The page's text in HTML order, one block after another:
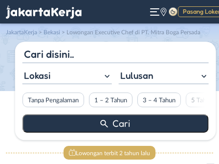
Pasang
Gelap
JakartaKerja > Bekasi > Lowongan Executive Chef di PT. Mitra Boga Persada
Lokasi Lulusan
Tanpa Pengalaman 1 – 2 Tahun 3 – 4 Tahun 5 Tahun
Lowongan terbit 2 tahun lalu